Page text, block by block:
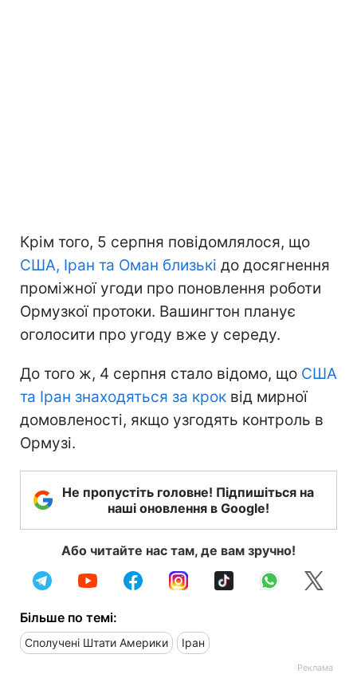
Крім того, 5 серпня повідомлялося, що
США, Іран та Оман близькі до досягнення
проміжної угоди про поновлення роботи
Ормузкої протоки. Вашингтон планує
оголосити про угоду вже у середу.
До того ж, 4 серпня стало відомо, що США
та Іран знаходяться за крок від мирної
домовленості, якщо узгодять контроль в
Ормузі.
Не пропустіть головне! Підпишіться на
наші оновлення в Google!
Або читайте нас там, де вам зручно!
Більше по темі:
Сполучені Штати Америки Іран